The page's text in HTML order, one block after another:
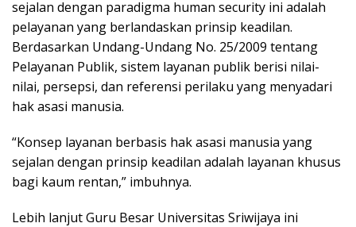
sejalan dengan paradigma human security ini adalah
pelayanan yang berlandaskan prinsip keadilan.
Berdasarkan Undang-Undang No. 25/2009 tentang
Pelayanan Publik, sistem layanan publik berisi nilai-
nilai, persepsi, dan referensi perilaku yang menyadari
hak asasi manusia.
“Konsep layanan berbasis hak asasi manusia yang
sejalan dengan prinsip keadilan adalah layanan khusus
bagi kaum rentan,” imbuhnya.
Lebih lanjut Guru Besar Universitas Sriwijaya ini